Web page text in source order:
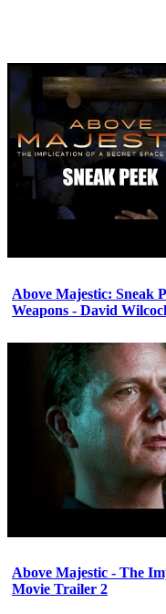
Above Majestic: Sneak
Weapons - David
Above Majestic - The
Movie Trailer 2